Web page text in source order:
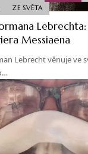
ZE SVĚTA
Messiaena
Lebrecht věnuje ve